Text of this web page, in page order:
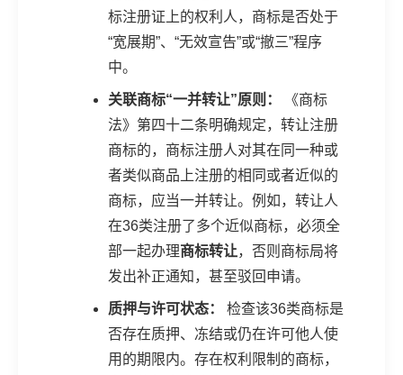
标注册证上的权利人，商标是否处于
“宽展期”、“无效宣告”或“撤三”程序
中。
关联商标“一并转让”原则：
《商标
法》第四十二条明确规定，转让注册
商标的，商标注册人对其在同一种或
者类似商品上注册的相同或者近似的
商标，应当一并转让。例如，转让人
在36类注册了多个近似商标，必须全
部一起办理商标转让，否则商标局将
发出补正通知，甚至驳回申请。
质押与许可状态：
检查该36类商标是
否存在质押、冻结或仍在许可他人使
用的期限内。存在权利限制的商标，